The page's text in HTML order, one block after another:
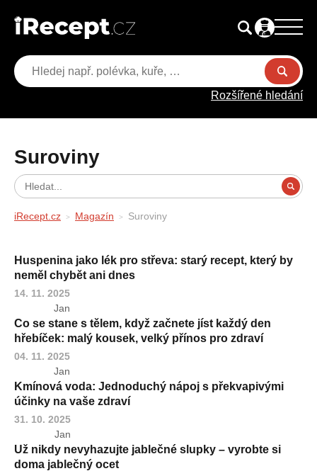
Rozšířené hledání
Suroviny
iRecept.cz Magazín Suroviny
Huspenina jako lék pro střeva: starý recept, který by
neměl chybět ani dnes
14. 11. 2025
Jan
Co se stane s tělem, když začnete jíst každý den
hřebíček: malý kousek, velký přínos pro zdraví
04. 11. 2025
Jan
Kmínová voda: Jednoduchý nápoj s překvapivými
účinky na vaše zdraví
31. 10. 2025
Jan
Už nikdy nevyhazujte jablečné slupky – vyrobte si
doma jablečný ocet